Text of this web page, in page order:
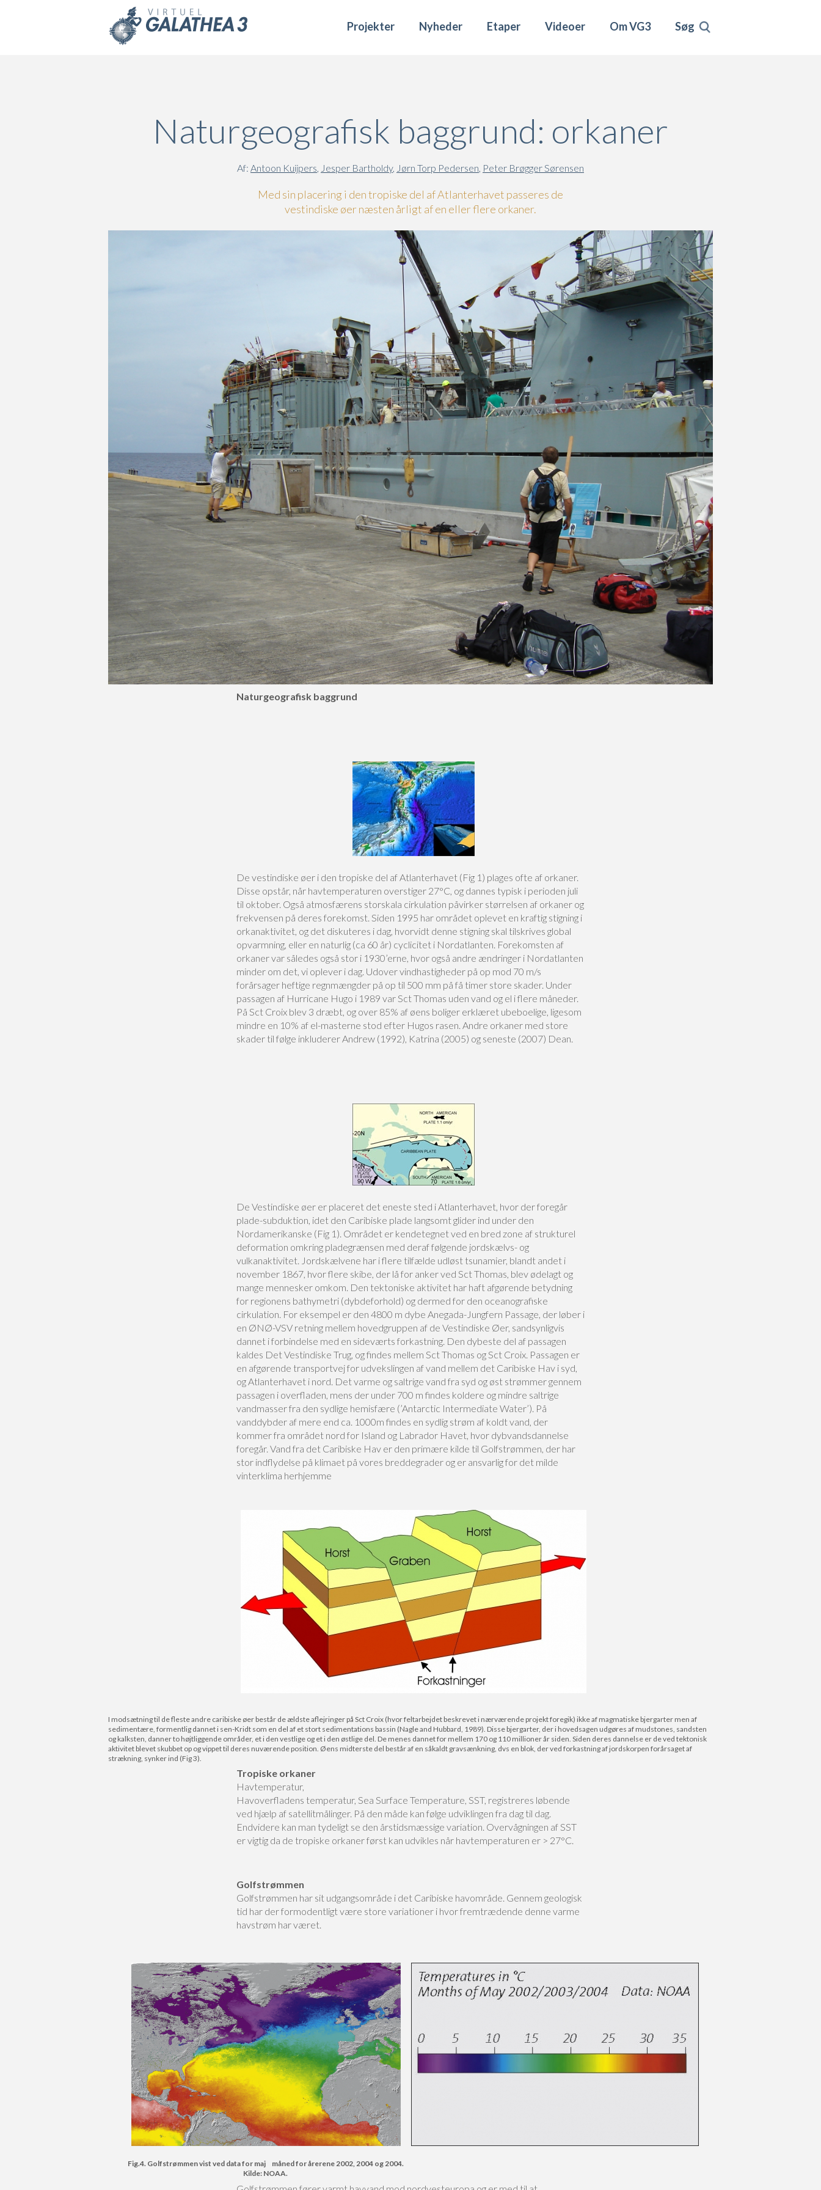
Projekter Nyheder Etaper Videoer Om VG3 Søg
Naturgeografisk baggrund: orkaner
Af: Antoon Kuijpers, Jesper Bartholdy, Jørn Torp Pedersen, Peter Brøgger Sørensen
Med sin placering i den tropiske del af Atlanterhavet passeres de
vestindiske øer næsten årligt af en eller flere orkaner.
Naturgeografisk baggrund
De vestindiske øer i den tropiske del af Atlanterhavet (Fig 1) plages ofte af orkaner.
Disse opstår, når havtemperaturen overstiger 27°C, og dannes typisk i perioden juli
til oktober. Også atmosfærens storskala cirkulation påvirker størrelsen af orkaner og
frekvensen på deres forekomst. Siden 1995 har området oplevet en kraftig stigning i
orkanaktivitet, og det diskuteres i dag, hvorvidt denne stigning skal tilskrives global
opvarmning, eller en naturlig (ca 60 år) cyclicitet i Nordatlanten. Forekomsten af
orkaner var således også stor i 1930’erne, hvor også andre ændringer i Nordatlanten
minder om det, vi oplever i dag. Udover vindhastigheder på op mod 70 m/s
forårsager heftige regnmængder på op til 500 mm på få timer store skader. Under
passagen af Hurricane Hugo i 1989 var Sct Thomas uden vand og el i flere måneder.
På Sct Croix blev 3 dræbt, og over 85% af øens boliger erklæret ubeboelige, ligesom
mindre en 10% af el-masterne stod efter Hugos rasen. Andre orkaner med store
skader til følge inkluderer Andrew (1992), Katrina (2005) og seneste (2007) Dean.
De Vestindiske øer er placeret det eneste sted i Atlanterhavet, hvor der foregår
plade-subduktion, idet den Caribiske plade langsomt glider ind under den
Nordamerikanske (Fig 1). Området er kendetegnet ved en bred zone af strukturel
deformation omkring pladegrænsen med deraf følgende jordskælvs- og
vulkanaktivitet. Jordskælvene har i flere tilfælde udløst tsunamier, blandt andet i
november 1867, hvor flere skibe, der lå for anker ved Sct Thomas, blev ødelagt og
mange mennesker omkom. Den tektoniske aktivitet har haft afgørende betydning
for regionens bathymetri (dybdeforhold) og dermed for den oceanografiske
cirkulation. For eksempel er den 4800 m dybe Anegada-Jungfern Passage, der løber i
en ØNØ-VSV retning mellem hovedgruppen af de Vestindiske Øer, sandsynligvis
dannet i forbindelse med en sideværts forkastning. Den dybeste del af passagen
kaldes Det Vestindiske Trug, og findes mellem Sct Thomas og Sct Croix. Passagen er
en afgørende transportvej for udvekslingen af vand mellem det Caribiske Hav i syd,
og Atlanterhavet i nord. Det varme og saltrige vand fra syd og øst strømmer gennem
passagen i overfladen, mens der under 700 m findes koldere og mindre saltrige
vandmasser fra den sydlige hemisfære (’Antarctic Intermediate Water’). På
vanddybder af mere end ca. 1000m findes en sydlig strøm af koldt vand, der
kommer fra området nord for Island og Labrador Havet, hvor dybvandsdannelse
foregår. Vand fra det Caribiske Hav er den primære kilde til Golfstrømmen, der har
stor indflydelse på klimaet på vores breddegrader og er ansvarlig for det milde
vinterklima herhjemme
I modsætning til de fleste andre caribiske øer består de ældste aflejringer på Sct Croix (hvor feltarbejdet beskrevet i nærværende projekt foregik) ikke af magmatiske bjergarter men af
sedimentære, formentlig dannet i sen-Kridt som en del af et stort sedimentations bassin (Nagle and Hubbard, 1989). Disse bjergarter, der i hovedsagen udgøres af mudstones, sandsten
og kalksten, danner to højtliggende områder, et i den vestlige og et i den østlige del. De menes dannet for mellem 170 og 110 millioner år siden. Siden deres dannelse er de ved tektonisk
aktivitet blevet skubbet op og vippet til deres nuværende position. Øens midterste del består af en såkaldt gravsænkning, dvs en blok, der ved forkastning af jordskorpen forårsaget af
strækning, synker ind (Fig 3).
Tropiske orkaner
Havtemperatur,
Havoverfladens temperatur, Sea Surface Temperature, SST, registreres løbende
ved hjælp af satellitmålinger. På den måde kan følge udviklingen fra dag til dag.
Endvidere kan man tydeligt se den årstidsmæssige variation. Overvågningen af SST
er vigtig da de tropiske orkaner først kan udvikles når havtemperaturen er > 27°C.
Golfstrømmen
Golfstrømmen har sit udgangsområde i det Caribiske havområde. Gennem geologisk
tid har der formodentligt være store variationer i hvor fremtrædende denne varme
havstrøm har været.
Fig.4. Golfstrømmen vist ved data for maj måned for årerene 2002, 2004 og 2004.
Kilde: NOAA.